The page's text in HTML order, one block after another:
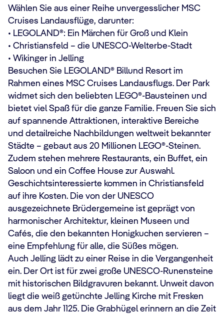
Wählen Sie aus einer Reihe unvergesslicher MSC
Cruises Landausflüge, darunter:
• LEGOLAND®: Ein Märchen für Groß und Klein
• Christiansfeld – die UNESCO-Welterbe-Stadt
• Wikinger in Jelling
Besuchen Sie LEGOLAND® Billund Resort im
Rahmen eines MSC Cruises Landausflugs. Der Park
widmet sich den beliebten LEGO®-Bausteinen und
bietet viel Spaß für die ganze Familie. Freuen Sie sich
auf spannende Attraktionen, interaktive Bereiche
und detailreiche Nachbildungen weltweit bekannter
Städte – gebaut aus 20 Millionen LEGO®-Steinen.
Zudem stehen mehrere Restaurants, ein Buffet, ein
Saloon und ein Coffee House zur Auswahl.
Geschichtsinteressierte kommen in Christiansfeld
auf ihre Kosten. Die von der UNESCO
ausgezeichnete Brüdergemeine ist geprägt von
harmonischer Architektur, kleinen Museen und
Cafés, die den bekannten Honigkuchen servieren –
eine Empfehlung für alle, die Süßes mögen.
Auch Jelling lädt zu einer Reise in die Vergangenheit
ein. Der Ort ist für zwei große UNESCO-Runensteine
mit historischen Bildgravuren bekannt. Unweit davon
liegt die weiß getünchte Jelling Kirche mit Fresken
aus dem Jahr 1125. Die Grabhügel erinnern an die Zeit